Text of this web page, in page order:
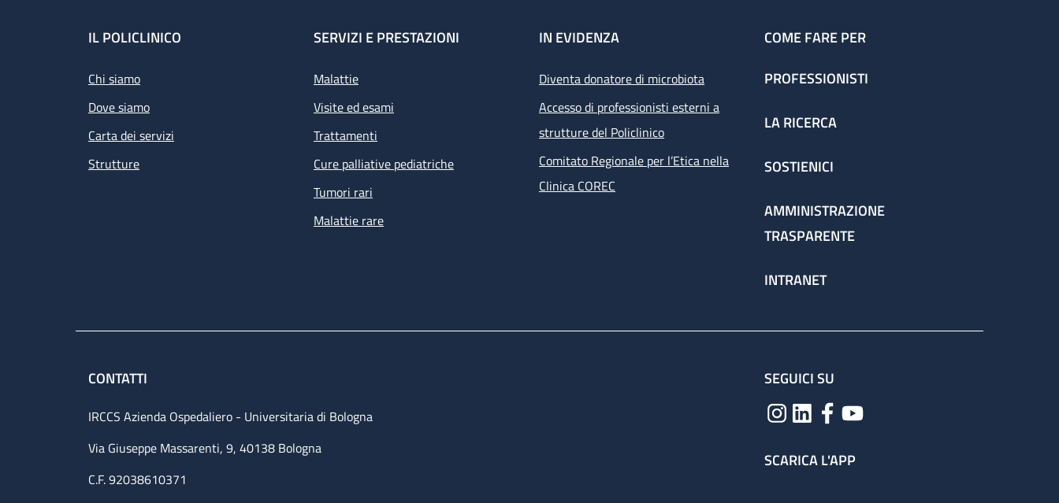
Footer
IL POLICLINICO
Chi siamo
Dove siamo
Carta dei servizi
Strutture
SERVIZI E PRESTAZIONI
Malattie
Visite ed esami
Trattamenti
Cure palliative pediatriche
Tumori rari
Malattie rare
IN EVIDENZA
Diventa donatore di microbiota
Accesso di professionisti esterni a
strutture del Policlinico
Comitato Regionale per l’Etica nella
Clinica COREC
COME FARE PER
PROFESSIONISTI
LA RICERCA
SOSTIENICI
AMMINISTRAZIONE
TRASPARENTE
INTRANET
CONTATTI
IRCCS Azienda Ospedaliero - Universitaria di Bologna
Via Giuseppe Massarenti, 9, 40138 Bologna
C.F. 92038610371
SEGUICI SU
SCARICA L'APP